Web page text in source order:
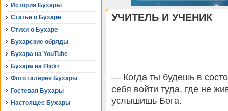
История Бухары
Статьи о Бухаре
Стихи о Бухаре
Бухарские обряды
Бухара на YouTube
Бухара на Flickr
Фото галерея Бухары
Гостевая Бухары
Настоящее Бухары
УЧИТЕЛЬ И УЧЕНИК
— Когда ты будешь в
себя войти туда, где не
услышишь Бога.